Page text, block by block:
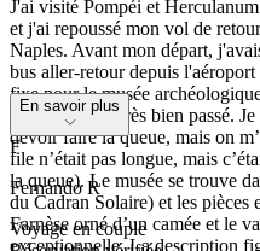
J'ai visité Pompéi et
et j'ai repoussé mon vol de
Naples. Avant mon départ,
bus aller-retour depuis
fixe pour le musée
mais tout s'est très bien passé.
devoir faire la queue, mais on
file n’était pas longue, mais
la queue). Le musée se trouve
du Cadran Solaire) et les pièces
Farnèse orné d’un camée et le
exceptionnelle. La description
En savoir plus
F
Fernando R
Voyage en couple